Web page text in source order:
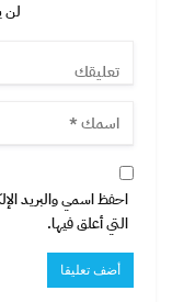
لن
احفظ اسمي والبريد
التي أعلق فيها.